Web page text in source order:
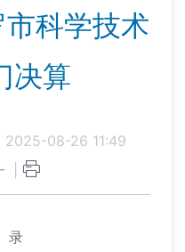
科学技术
决算
2025-08-26 11:49